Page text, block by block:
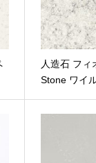
人造石 フィ
Stone ワイ